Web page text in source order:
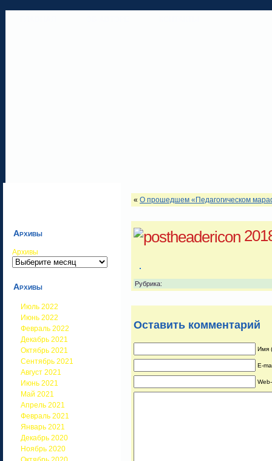
Архивы
Архивы
Архивы
Июль 2022
Июнь 2022
Февраль 2022
Декабрь 2021
Октябрь 2021
Сентябрь 2021
Август 2021
Июнь 2021
Май 2021
Апрель 2021
Февраль 2021
Январь 2021
Декабрь 2020
Ноябрь 2020
« О прошедшем «Педагогическом
Рубрика:
Оставить комментарий
Имя
E-